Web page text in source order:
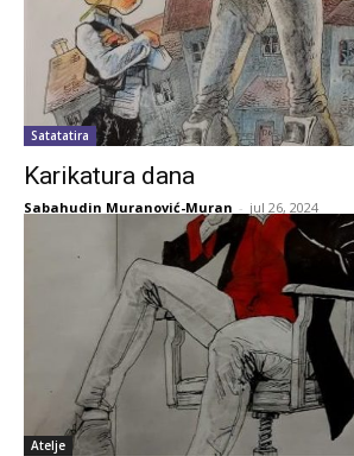
Satatatira
Karikatura dana
Sabahudin Muranović-Muran - jul 26, 2024
Atelje